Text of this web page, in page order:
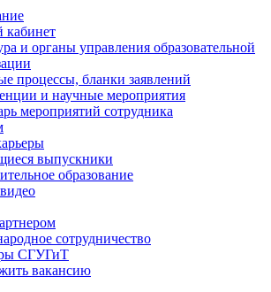
и органы управления образовательной
процессы, бланки заявлений
и научные мероприятия
мероприятий сотрудника
выпускники
образование
сотрудничество
СГУГиТ
вакансию